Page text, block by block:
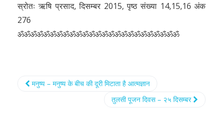
स्रोतः ऋषि प्रसाद, दिसम्बर 2015, पृष्ठ संख्या 14,15,16 अंक
276
ॐॐॐॐॐॐॐॐॐॐॐॐॐॐॐॐॐॐॐॐॐॐॐॐॐ
मनुष्य – मनुष्य के बीच की दूरी मिटाता है आत्मज्ञान
तुलसी पूजन दिवस – २५ दिसम्बर